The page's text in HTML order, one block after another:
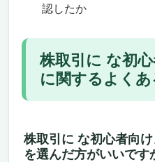
認したか
株取引に な初
に関するよくあ
株取引に な初心者向
を選んだ方がいいです